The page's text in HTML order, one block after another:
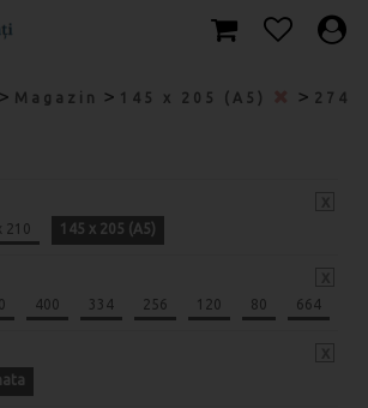
> Magazin > 145 x 205 (A5) > 274
210 145 x 205 (A5)
400 334 256 120 80 664